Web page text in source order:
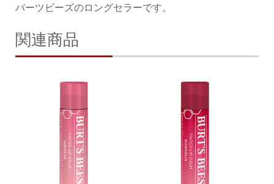
バーツビーズのロングセラーです。
関連商品